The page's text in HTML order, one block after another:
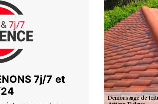
7j/7 et